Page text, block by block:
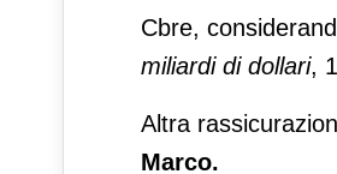
Cbre,
miliardi di dollari,
Altra
Marco.